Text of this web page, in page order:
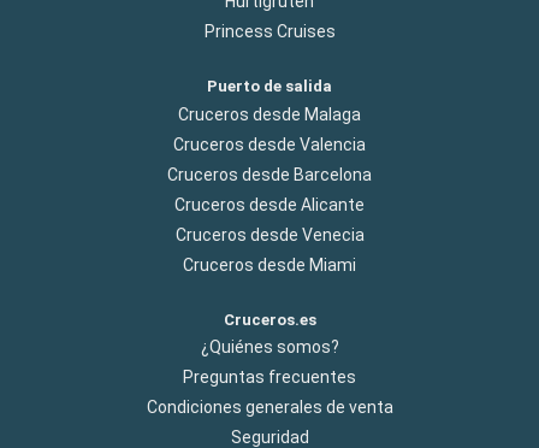
Princess Cruises
Puerto de salida
Cruceros desde Malaga
Cruceros desde Valencia
Cruceros desde Barcelona
Cruceros desde Alicante
Cruceros desde Venecia
Cruceros desde Miami
Cruceros.es
¿Quiénes somos?
Preguntas frecuentes
Condiciones generales de venta
Seguridad